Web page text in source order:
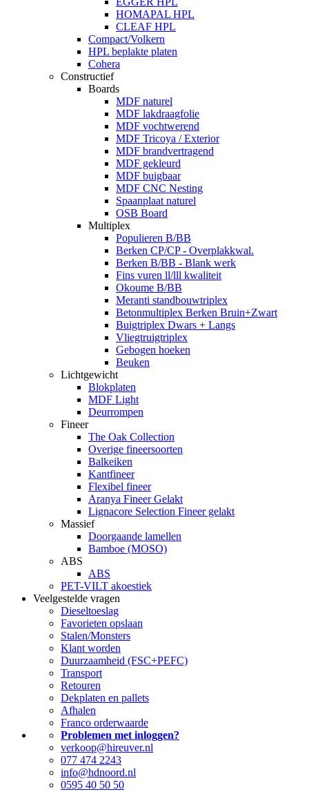
HOMAPAL HPL
CLEAF HPL
Compact/Volkern
HPL beplakte platen
Cohera
Constructief
Boards
MDF naturel
MDF lakdraagfolie
MDF vochtwerend
MDF Tricoya / Exterior
MDF brandvertragend
MDF gekleurd
MDF buigbaar
MDF CNC Nesting
Spaanplaat naturel
OSB Board
Multiplex
Populieren B/BB
Berken CP/CP - Overplakkwal.
Berken B/BB - Blank werk
Fins vuren ll/lll kwaliteit
Okoume B/BB
Meranti standbouwtriplex
Betonmultiplex Berken Bruin+Zwart
Buigtriplex Dwars + Langs
Vliegtruigtriplex
Gebogen hoeken
Beuken
Lichtgewicht
Blokplaten
MDF Light
Deurrompen
Fineer
The Oak Collection
Overige fineersoorten
Balkeiken
Kantfineer
Flexibel fineer
Aranya Fineer Gelakt
Lignacore Selection Fineer gelakt
Massief
Doorgaande lamellen
Bamboe (MOSO)
ABS
ABS
PET-VILT akoestiek
Veelgestelde vragen
Dieseltoeslag
Favorieten opslaan
Stalen/Monsters
Klant worden
Duurzaamheid (FSC+PEFC)
Transport
Retouren
Dekplaten en pallets
Afhalen
Franco orderwaarde
Problemen met inloggen?
verkoop@hireuver.nl
077 474 2243
info@hdnoord.nl
0595 40 50 50